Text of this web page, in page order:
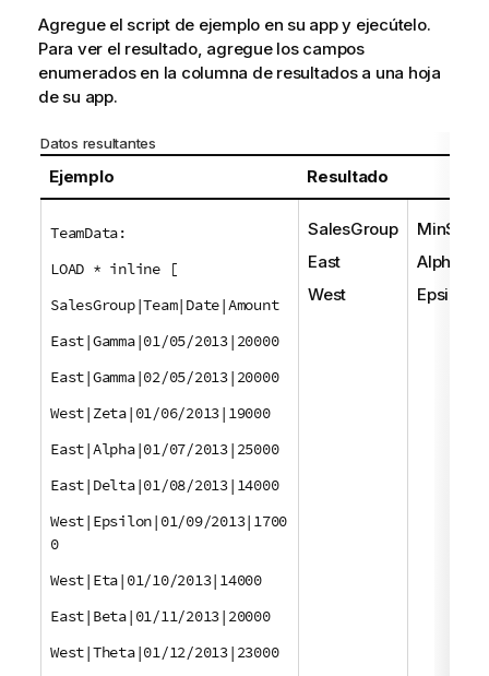
Agregue el script de ejemplo en su app y ejecútelo.
Para ver el resultado, agregue los campos
enumerados en la columna de resultados a una hoja
de su app.
Datos resultantes
Ejemplo Resultado
TeamData:
LOAD * inline [
SalesGroup|Team|Date|Amount
East|Gamma|01/05/2013|20000
East|Gamma|02/05/2013|20000
West|Zeta|01/06/2013|19000
East|Alpha|01/07/2013|25000
East|Delta|01/08/2013|14000
West|Epsilon|01/09/2013|1700
0
West|Eta|01/10/2013|14000
East|Beta|01/11/2013|20000
West|Theta|01/12/2013|23000
SalesGroup
East
West
Alpha
Epsilon